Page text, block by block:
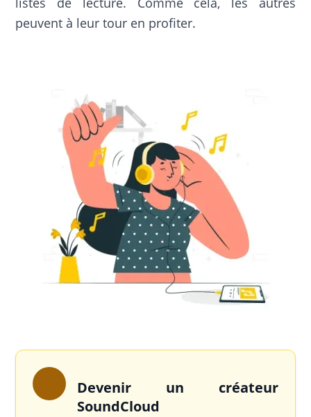
peuvent à leur tour en profiter.
Devenir un créateur
SoundCloud